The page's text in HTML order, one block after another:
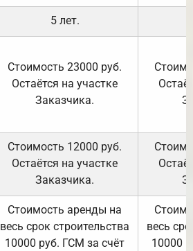
5 лет.
Стоимость 23000 руб.
Остаётся на участке
Заказчика.
Стоимость 12000 руб.
Остаётся на участке
Заказчика.
Стоимость аренды на
весь срок строительства
10000 руб. ГСМ за счёт
весь
10000